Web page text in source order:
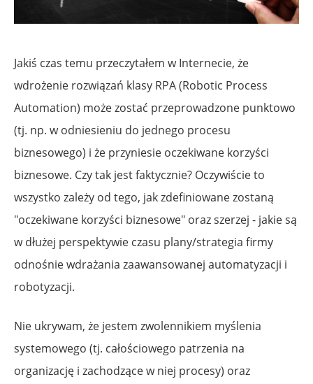
Jakiś czas temu przeczytałem w Internecie, że
wdrożenie rozwiązań klasy RPA (Robotic Process
Automation) może zostać przeprowadzone punktowo
(tj. np. w odniesieniu do jednego procesu
biznesowego) i że przyniesie oczekiwane korzyści
biznesowe. Czy tak jest faktycznie? Oczywiście to
wszystko zależy od tego, jak zdefiniowane zostaną
"oczekiwane korzyści biznesowe" oraz szerzej - jakie są
w dłużej perspektywie czasu plany/strategia firmy
odnośnie wdrażania zaawansowanej automatyzacji i
robotyzacji.
Nie ukrywam, że jestem zwolennikiem myślenia
systemowego (tj. całościowego patrzenia na
organizację i zachodzące w niej procesy) oraz